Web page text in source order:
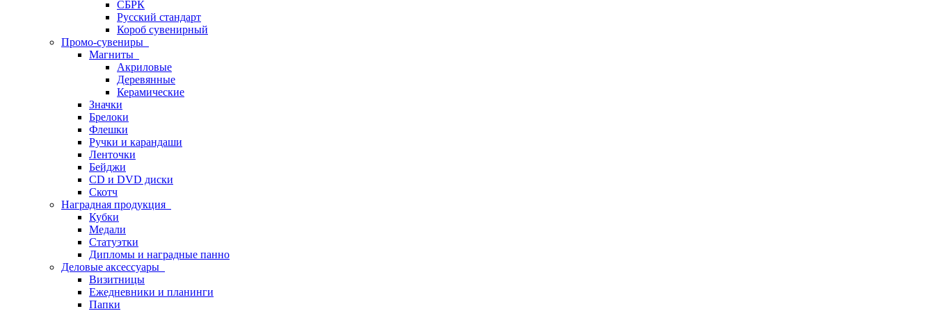
СБРК
Русский стандарт
Короб сувенирный
Промо-сувениры
Магниты
Акриловые
Деревянные
Керамические
Значки
Брелоки
Флешки
Ручки и карандаши
Ленточки
Бейджи
CD и DVD диски
Скотч
Наградная продукция
Кубки
Медали
Статуэтки
Дипломы и наградные панно
Деловые аксессуары
Визитницы
Ежедневники и планинги
Папки